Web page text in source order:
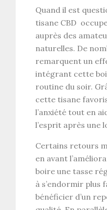
Quand il est
tisane CBD
auprès des
naturelles. De
remarquent un
intégrant cette
routine du soir.
cette tisane
l’anxiété tout en
l’esprit après une
Certains retours
en avant l’
boire une tasse
à s’endormir plus
bénéficier d’un